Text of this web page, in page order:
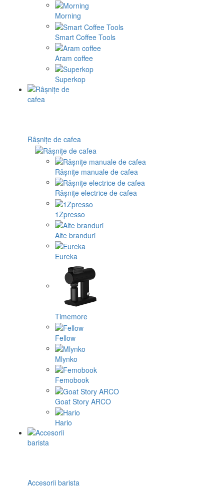
Morning
Smart Coffee Tools
Aram coffee
Superkop
Râșnițe de cafea
Râșnițe manuale de cafea
Râșnițe electrice de cafea
1Zpresso
Alte branduri
Eureka
Timemore
Fellow
Mlynko
Femobook
Goat Story ARCO
Hario
Accesorii barista